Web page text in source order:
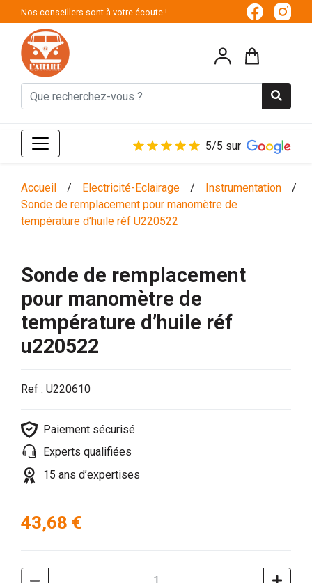
Nos conseillers sont à votre écoute !
5/5 sur
Accueil / Electricité-Eclairage / Instrumentation
/
Sonde de remplacement pour manomètre de
température d’huile réf U220522
Sonde de remplacement
pour manomètre de
température d’huile réf
u220522
Ref : U220610
Paiement sécurisé
Experts qualifiées
15 ans d’expertises
43,68 €